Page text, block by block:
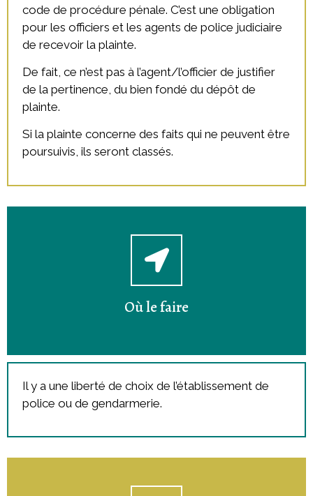
code de procédure pénale. C’est une obligation
pour les officiers et les agents de police judiciaire
de recevoir la plainte.
De fait, ce n’est pas à l’agent/l’officier de justifier
de la pertinence, du bien fondé du dépôt de
plainte.
Si la plainte concerne des faits qui ne peuvent être
poursuivis, ils seront classés.
Où le faire
Il y a une liberté de choix de l’établissement de
police ou de gendarmerie.